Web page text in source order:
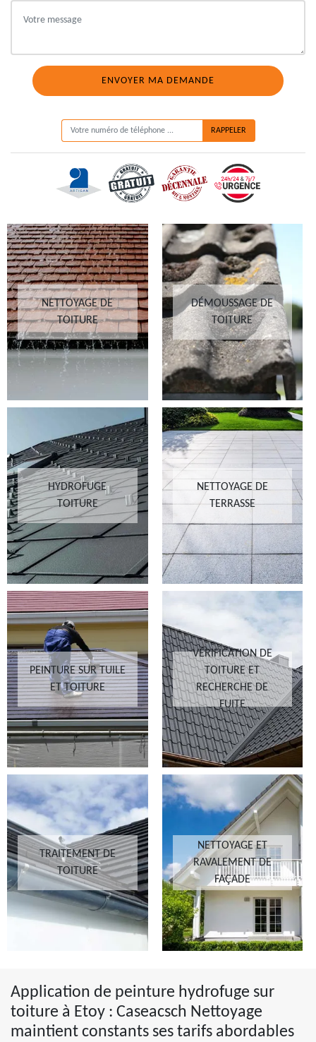
NETTOYAGE DE
TOITURE
DÉMOUSSAGE DE
TOITURE
HYDROFUGE
TOITURE
NETTOYAGE DE
TERRASSE
PEINTURE SUR TUILE
ET TOITURE
VÉRIFICATION DE
TOITURE ET
RECHERCHE DE
FUITE
TRAITEMENT DE
TOITURE
NETTOYAGE ET
RAVALEMENT DE
FAÇADE
Application de peinture hydrofuge sur
toiture à Etoy : Caseacsch Nettoyage
maintient constants ses tarifs abordables